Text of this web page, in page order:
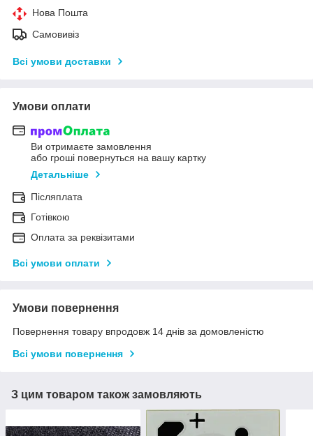
Нова Пошта
Самовивіз
Всі умови доставки
Умови оплати
Ви отримаєте замовлення
або гроші повернуться на вашу картку
Детальніше
Післяплата
Готівкою
Оплата за реквізитами
Всі умови оплати
Умови повернення
Повернення товару впродовж 14 днів за домовленістю
Всі умови повернення
З цим товаром також замовляють